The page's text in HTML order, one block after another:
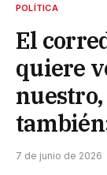
POLÍTICA
El
quiere
7 de junio de 2026